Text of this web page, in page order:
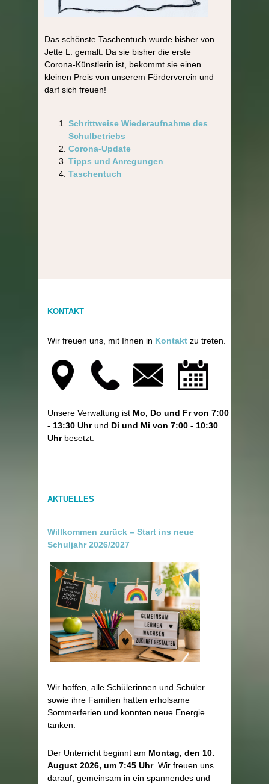
Das schönste Taschentuch wurde bisher von
Jette L. gemalt. Da sie bisher die erste
Corona-Künstlerin ist, bekommt sie einen
kleinen Preis von unserem Förderverein und
darf sich freuen!
Schrittweise Wiederaufnahme des
Schulbetriebs
Corona-Update
Tipps und Anregungen
Taschentuch
KONTAKT
Wir freuen uns, mit Ihnen in Kontakt zu treten.
Unsere Verwaltung ist Mo, Do und Fr von 7:00
- 13:30 Uhrund Di und Mi von 7:00 - 10:30
Uhrbesetzt.
AKTUELLES
Willkommen zurück – Start ins neue
Schuljahr 2026/2027
Wir hoffen, alle Schülerinnen und Schüler
sowie ihre Familien hatten erholsame
Sommerferien und konnten neue Energie
tanken.
Der Unterricht beginnt am Montag, den 10.
August 2026, um 7:45 Uhr. Wir freuen uns
darauf, gemeinsam in ein spannendes und